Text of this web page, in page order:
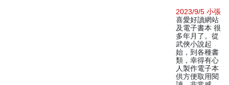
2023/9/5 小張
喜愛好讀網站
及電子書本 很
多年月了。從
武俠小說起
始，到各種書
類，幸得有心
人製作電子本
供方便取用閱